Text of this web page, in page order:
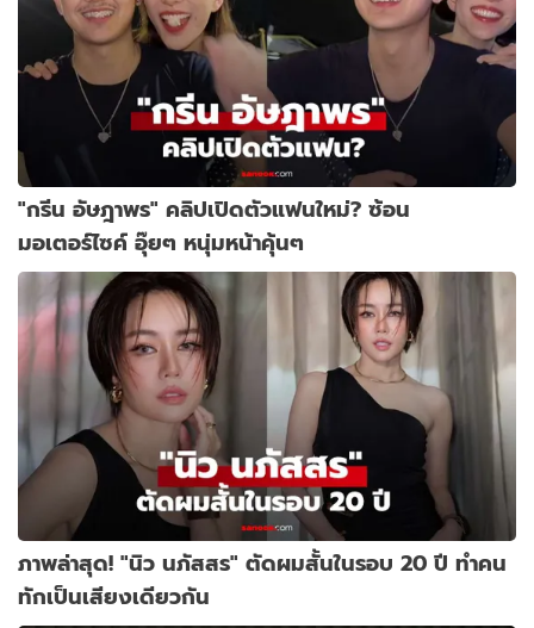
"กรีน อัษฎาพร" คลิปเปิดตัวแฟนใหม่? ซ้อน
มอเตอร์ไซค์ อุ๊ยๆ หนุ่มหน้าคุ้นๆ
ภาพล่าสุด! "นิว นภัสสร" ตัดผมสั้นในรอบ 20 ปี ทำคน
ทักเป็นเสียงเดียวกัน